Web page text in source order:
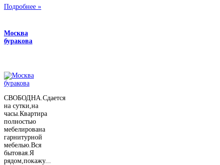
Подробнее »
Москва
буракова
СВОБОДНА.Сдается
на сутки,на
часы.Квартира
полностью
мебелирована
гарнитурной
мебелью.Вся
бытовая.Я
рядом,покажу...